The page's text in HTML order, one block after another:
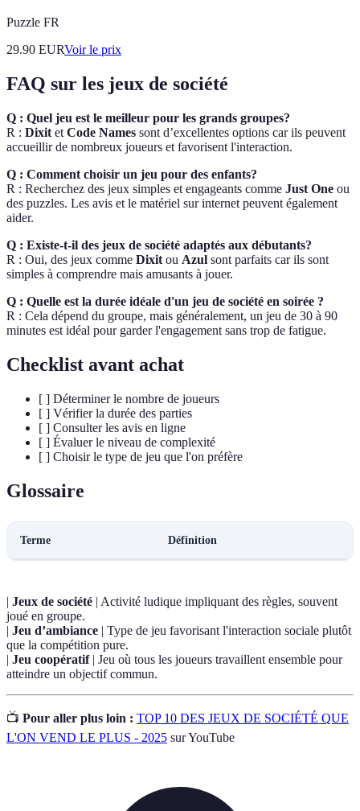
Puzzle FR
29.90 EURVoir le prix
FAQ sur les jeux de société
Q : Quel jeu est le meilleur pour les grands groupes?
R : Dixit et Code Names sont d’excellentes options car ils peuvent
accueillir de nombreux joueurs et favorisent l'interaction.
Q : Comment choisir un jeu pour des enfants?
R : Recherchez des jeux simples et engageants comme Just One ou
des puzzles. Les avis et le matériel sur internet peuvent également
aider.
Q : Existe-t-il des jeux de société adaptés aux débutants?
R : Oui, des jeux comme Dixit ou Azul sont parfaits car ils sont
simples à comprendre mais amusants à jouer.
Q : Quelle est la durée idéale d'un jeu de société en soirée ?
R : Cela dépend du groupe, mais généralement, un jeu de 30 à 90
minutes est idéal pour garder l'engagement sans trop de fatigue.
Checklist avant achat
[ ] Déterminer le nombre de joueurs
[ ] Vérifier la durée des parties
[ ] Consulter les avis en ligne
[ ] Évaluer le niveau de complexité
[ ] Choisir le type de jeu que l'on préfère
Glossaire
Terme Définition
| Jeux de société | Activité ludique impliquant des règles, souvent
joué en groupe.
| Jeu d’ambiance | Type de jeu favorisant l'interaction sociale plutôt
que la compétition pure.
| Jeu coopératif| Jeu où tous les joueurs travaillent ensemble pour
atteindre un objectif commun.
📺 Pour aller plus loin : TOP 10 DES JEUX DE SOCIÉTÉ QUE
L'ON VEND LE PLUS - 2025 sur YouTube